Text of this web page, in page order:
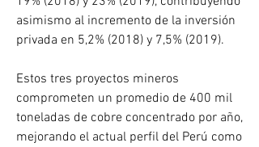
asimismo al incremento de la inversión
privada en 5,2% (2018) y 7,5% (2019).
Estos tres proyectos mineros
comprometen un promedio de 400 mil
toneladas de cobre concentrado por año,
mejorando el actual perfil del Perú como